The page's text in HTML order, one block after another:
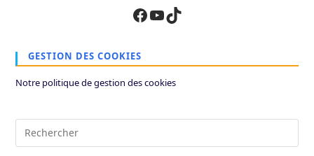
Facebook
YouTube
TikTok
GESTION DES COOKIES
Notre politique de gestion des cookies